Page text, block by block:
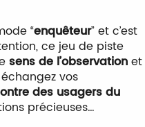
“enquêteur” et c’est
ce jeu de piste
sens de l’observationet
vos
des usagers du
précieuses…